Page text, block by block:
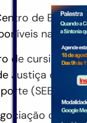
de
naquela
de cursistas,
Justiça do
(SEE).
com